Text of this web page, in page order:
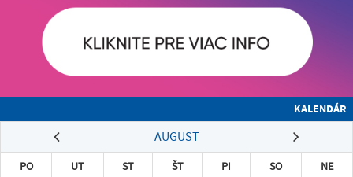
KALENDÁR
AUGUST
PO UT ST ŠT PI SO
NE